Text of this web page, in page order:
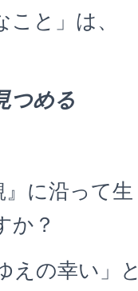
と」は、
つめる
に沿って生
か？
の幸い」と